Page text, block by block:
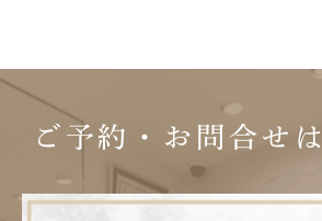
ご予約・お問合せは